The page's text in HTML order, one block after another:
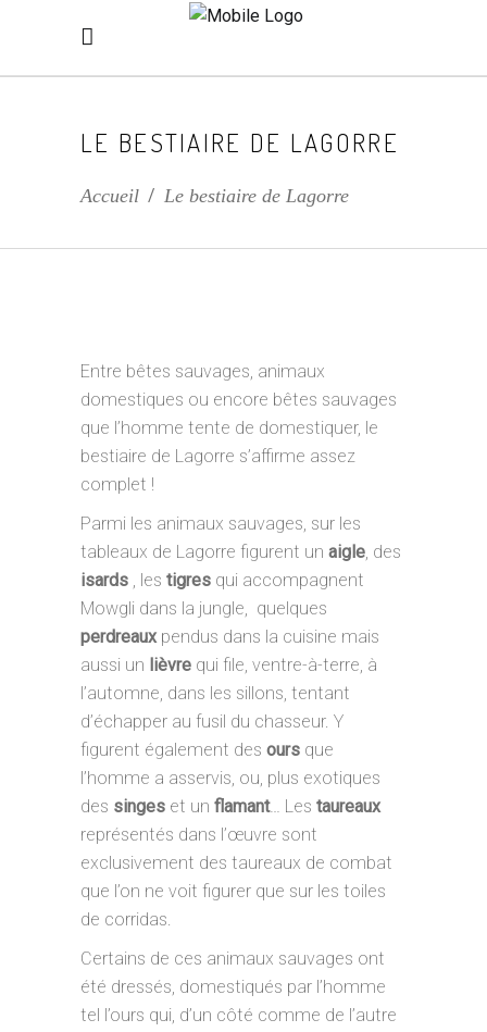
LE BESTIAIRE DE LAGORRE
Accueil / Le bestiaire de Lagorre
Entre bêtes sauvages, animaux
domestiques ou encore bêtes sauvages
que l’homme tente de domestiquer, le
bestiaire de Lagorre s’affirme assez
complet !
Parmi les animaux sauvages, sur les
tableaux de Lagorre figurent un aigle, des
isards , les tigres qui accompagnent
Mowgli dans la jungle, quelques
perdreauxpendus dans la cuisine mais
aussi un lièvre qui file, ventre-à-terre, à
l’automne, dans les sillons, tentant
d’échapper au fusil du chasseur. Y
figurent également des ours que
l’homme a asservis, ou, plus exotiques
des singes et un flamant… Les taureaux
représentés dans l’œuvre sont
exclusivement des taureaux de combat
que l’on ne voit figurer que sur les toiles
de corridas.
Certains de ces animaux sauvages ont
été dressés, domestiqués par l’homme
tel l’ours qui, d’un côté comme de l’autre